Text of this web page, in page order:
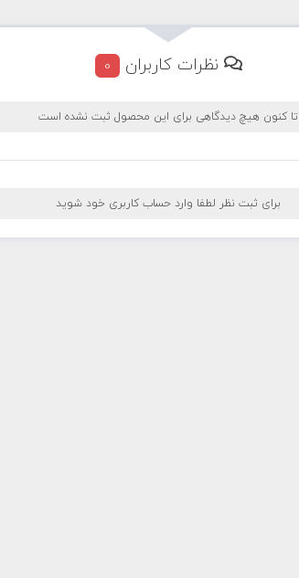
نظرات کاربران 0
تا کنون هیچ دیدگاهی برای این محصول ثبت نشده است
برای ثبت نظر لطفا وارد حساب کاربری خود شوید